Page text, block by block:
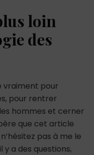
loin
des
vraiment pour
pour rentrer
hommes et cerner
que cet article
pas à me le
y a des questions,